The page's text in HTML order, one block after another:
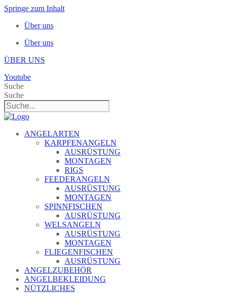
Springe zum Inhalt
Über uns
Über uns
ÜBER UNS
Youtube
Suche
Suche
ANGELARTEN
KARPFENANGELN
AUSRÜSTUNG
MONTAGEN
RIGS
FEEDERANGELN
AUSRÜSTUNG
MONTAGEN
SPINNFISCHEN
AUSRÜSTUNG
WELSANGELN
AUSRÜSTUNG
MONTAGEN
FLIEGENFISCHEN
AUSRÜSTUNG
ANGELZUBEHÖR
ANGELBEKLEIDUNG
NÜTZLICHES